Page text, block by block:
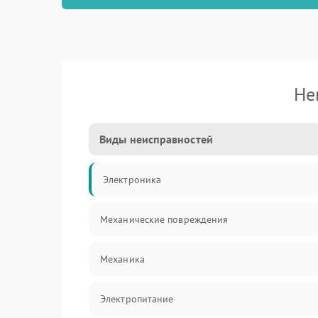
Виды неисправностей
Электроника
Механические повреждения
Механика
Электропитание